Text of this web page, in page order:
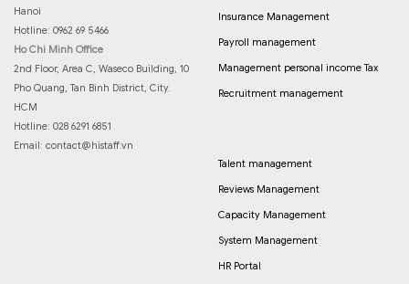
Hanoi
Hotline: 0962 69 5466
Ho Chi Minh Office
2nd Floor, Area C, Waseco Building, 10
Pho Quang, Tan Binh District, City.
HCM
Hotline: 028 6291 6851
Email: contact@histaff.vn
Insurance Management
Payroll management
Management personal income Tax
Recruitment management
Talent management
Reviews Management
Capacity Management
System Management
HR Portal